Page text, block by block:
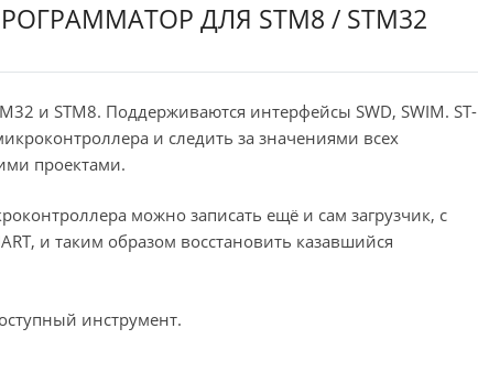
ДЛЯ STM8 / STM32
и STM8. Поддерживаются интерфейсы SWD, SWIM. ST-
и следить за значениями всех
проектами.
можно записать ещё и сам загрузчик, с
и таким образом восстановить казавшийся
инструмент.